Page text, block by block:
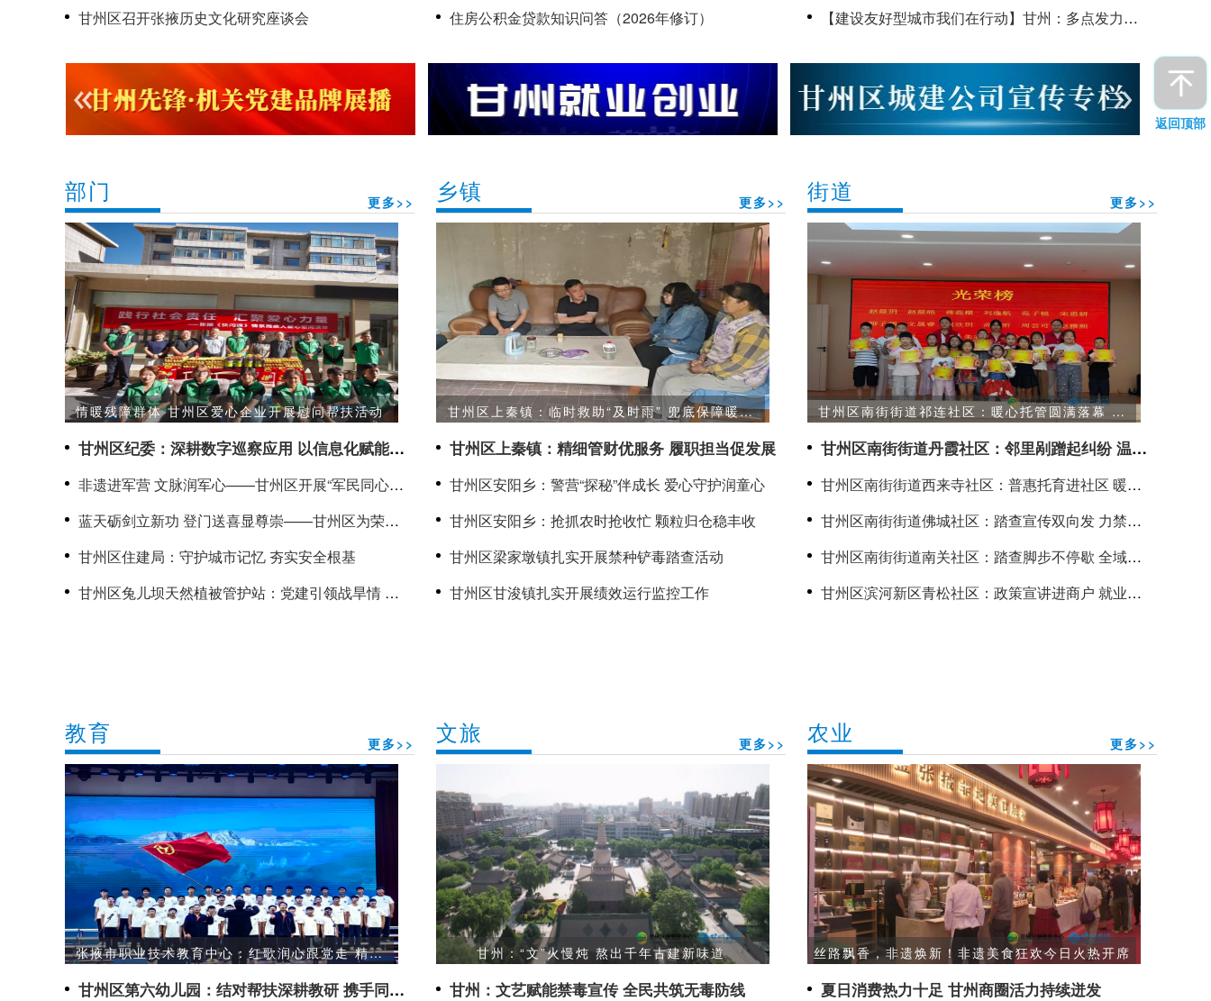
甘州区召开张掖历史文化研究座谈会
——甘肃黑河绿源肉业生猪产品实现全程数字化溯
住房公积金贷款知识问答（2026年修订）
【建设友好型城市我们在行动】甘州：多点发力暖
部门 更多>>
情暖残障群体 甘州区爱心企业开展慰问帮扶活动
甘州区纪委：深耕数字巡察应用 以信息化赋能政
治监督提质增效
非遗进军营 文脉润军心——甘州区开展“军民同心筑
双拥·共传文脉守山河”文化拥军活动
蓝天砺剑立新功 登门送喜显尊崇——甘州区为荣立
二等功军人家庭送喜报
甘州区住建局：守护城市记忆 夯实安全根基
甘州区兔儿坝天然植被管护站：党建引领战旱情 志
乡镇 更多>>
甘州区上秦镇：临时救助“及时雨” 兜底保障暖民
甘州区上秦镇：精细管财优服务 履职担当促发展
甘州区安阳乡：警营“探秘”伴成长 爱心守护润童心
甘州区安阳乡：抢抓农时抢收忙 颗粒归仓稳丰收
甘州区梁家墩镇扎实开展禁种铲毒踏查活动
甘州区甘浚镇扎实开展绩效运行监控工作
街道 更多>>
甘州区南街街道祁连社区：暖心托管圆满落幕 快
甘州区南街街道丹霞社区：邻里剐蹭起纠纷 温情
调解化干戈
甘州区南街街道西来寺社区：普惠托育进社区 暖心
守护伴成长
甘州区南街街道佛城社区：踏查宣传双向发 力禁种
铲毒守护净土
甘州区南街街道南关社区：踏查脚步不停歇 全域无
毒守净土
甘州区滨河新区青松社区：政策宣讲进商户 就业服
教育 更多>>
张掖市职业技术教育中心：红歌润心跟党走 精技
甘州区第六幼儿园：结对帮扶深耕教研 携手同行
文旅 更多>>
甘州：“文”火慢炖 熬出千年古建新味道
甘州：文艺赋能禁毒宣传 全民共筑无毒防线
农业 更多>>
丝路飘香，非遗焕新！非遗美食狂欢今日火热开席
夏日消费热力十足 甘州商圈活力持续迸发
返回顶部